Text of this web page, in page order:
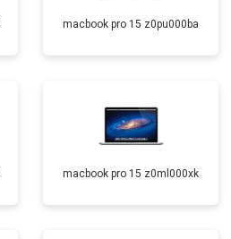
macbook pro 15 z0pu000ba
macbook pro 15 z0ml000xk